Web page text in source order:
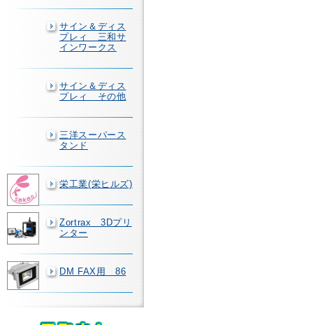
サイン＆ディス
プレィ 三和サ
インワークス
サイン＆ディス
プレィ その他
三洋スーパース
タンド
栄工業(栄ヒルズ)
Zortrax 3Dプリ
ンター
DM FAX用 86